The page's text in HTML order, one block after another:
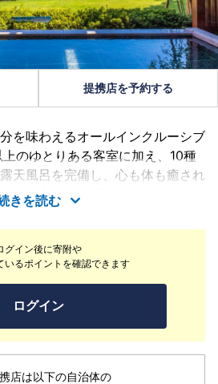
グイン後に寄附や
いるポイントを確認できます
ログイン
店は以下の自治体の
提携店を予約する
を味わえるオールインクルーシブ
のゆとりある客室に加え、10種
天風呂を完備し、心も体も癒され
ール含む約80種のドリンクが飲
リヤード・卓球など20種以上の
実。敷地内の別館「アンダピン
び心ある滞在を楽しめ、カップル
旅行にも最適です。非日常のひと
しください。
きを読む